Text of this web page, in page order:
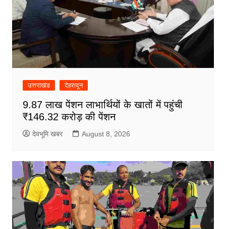
उत्तराखंड देहरादून
9.87 लाख पेंशन लाभार्थियों के खातों में पहुंची
₹146.32 करोड़ की पेंशन
देवभूमि खबर August 8, 2026